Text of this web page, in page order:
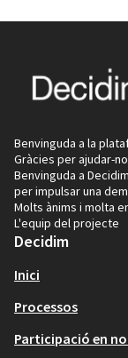
Benvinguda a la
Gràcies per ajudar-
Benvinguda a
per impulsar una
Molts ànims i molta
L'equip del projecte
Decidim
Inici
Processos
Participació en